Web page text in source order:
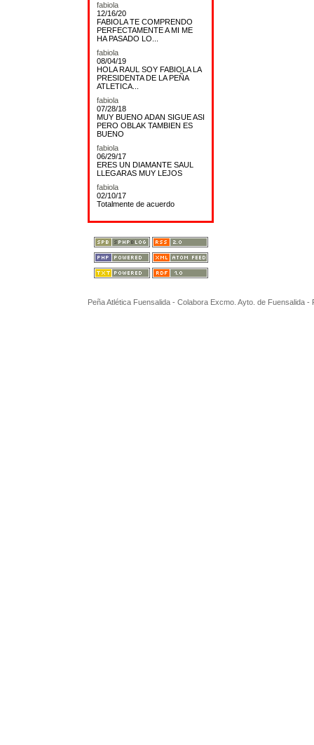
fabiola
12/16/20
FABIOLA TE COMPRENDO
PERFECTAMENTE A MI ME
HA PASADO LO...
fabiola
08/04/19
HOLA RAUL SOY FABIOLA LA
PRESIDENTA DE LA PEÑA
ATLETICA...
fabiola
07/28/18
MUY BUENO ADAN SIGUE ASI
PERO OBLAK TAMBIEN ES
BUENO
fabiola
06/29/17
ERES UN DIAMANTE SAUL
LLEGARAS MUY LEJOS
fabiola
02/10/17
Totalmente de acuerdo
Peña Atlética Fuensalida - Colabora Excmo. Ayto. de Fuensalida